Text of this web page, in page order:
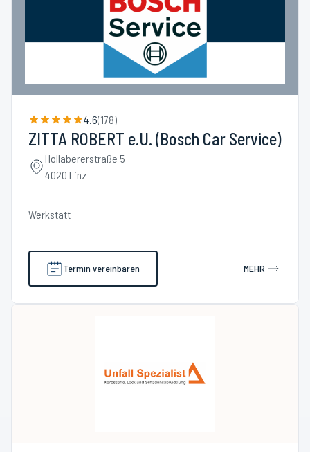
4.6(178)
ZITTA ROBERT e.U. (Bosch Car Service)
Hollabererstraße 5
4020 Linz
Werkstatt
Termin vereinbaren MEHR